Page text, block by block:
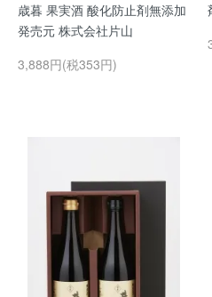
歳暮 果実酒 酸化防止剤無添加
発売元 株式会社片山
3,888円(税353円)